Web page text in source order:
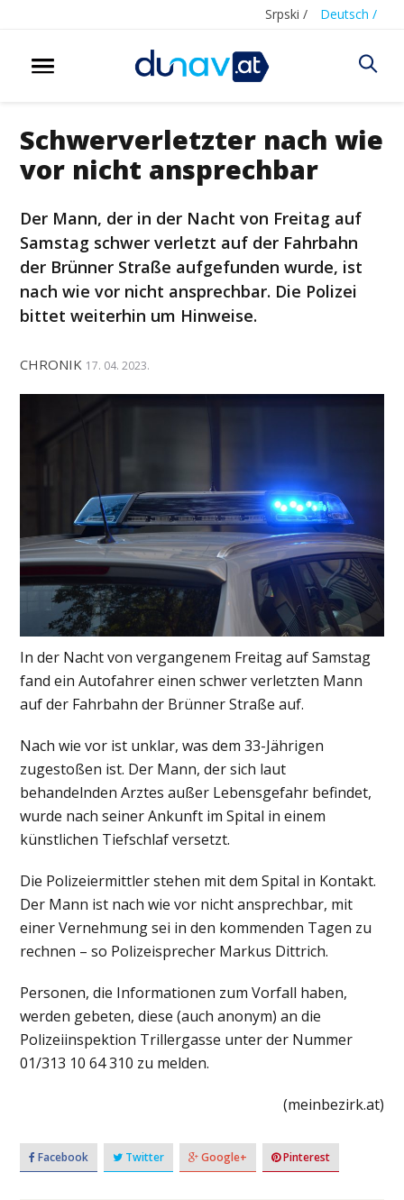
Srpski / Deutsch /
Schwerverletzter nach wie
vor nicht ansprechbar
Der Mann, der in der Nacht von Freitag auf
Samstag schwer verletzt auf der Fahrbahn
der Brünner Straße aufgefunden wurde, ist
nach wie vor nicht ansprechbar. Die Polizei
bittet weiterhin um Hinweise.
CHRONIK 17. 04. 2023.
In der Nacht von vergangenem Freitag auf Samstag
fand ein Autofahrer einen schwer verletzten Mann
auf der Fahrbahn der Brünner Straße auf.
Nach wie vor ist unklar, was dem 33-Jährigen
zugestoßen ist. Der Mann, der sich laut
behandelnden Arztes außer Lebensgefahr befindet,
wurde nach seiner Ankunft im Spital in einem
künstlichen Tiefschlaf versetzt.
Die Polizeiermittler stehen mit dem Spital in Kontakt.
Der Mann ist nach wie vor nicht ansprechbar, mit
einer Vernehmung sei in den kommenden Tagen zu
rechnen – so Polizeisprecher Markus Dittrich.
Personen, die Informationen zum Vorfall haben,
werden gebeten, diese (auch anonym) an die
Polizeiinspektion Trillergasse unter der Nummer
01/313 10 64 310 zu melden.
(meinbezirk.at)
Facebook Twitter Google+ Pinterest